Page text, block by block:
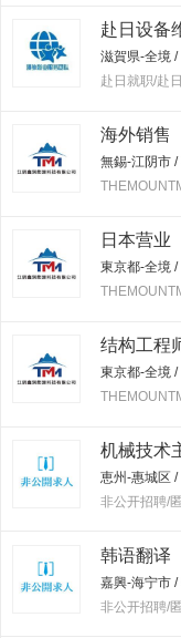
赴日设备
海外销售
日本营业
東京都-全境
结构工程
東京都-全境
机械技术
非公开招聘/
韩语翻译
嘉興-海宁市
非公开招聘/